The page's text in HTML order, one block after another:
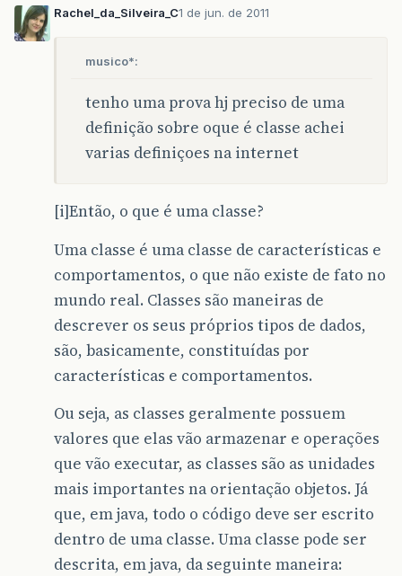
Rachel_da_Silveira_C1 de jun. de 2011
musico*:
tenho uma prova hj preciso de uma
definição sobre oque é classe achei
varias definiçoes na internet
[i]Então, o que é uma classe?
Uma classe é uma classe de características e
comportamentos, o que não existe de fato no
mundo real. Classes são maneiras de
descrever os seus próprios tipos de dados,
são, basicamente, constituídas por
características e comportamentos.
Ou seja, as classes geralmente possuem
valores que elas vão armazenar e operações
que vão executar, as classes são as unidades
mais importantes na orientação objetos. Já
que, em java, todo o código deve ser escrito
dentro de uma classe. Uma classe pode ser
descrita, em java, da seguinte maneira: